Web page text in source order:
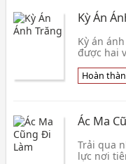
Kỳ Án
Kỳ án
được hai
danh
Ngay lập
Hoàn
Ác Ma
Trải qua
lực nơi